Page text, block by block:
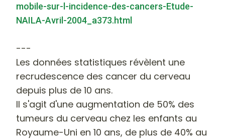
mobile-sur-l-incidence-des-cancers-Etude-
NAILA-Avril-2004_a373.html
---
Les données statistiques révèlent une
recrudescence des cancer du cerveau
depuis plus de 10 ans.
Il s'agit d'une augmentation de 50% des
tumeurs du cerveau chez les enfants au
Royaume-Uni en 10 ans, de plus de 40% au